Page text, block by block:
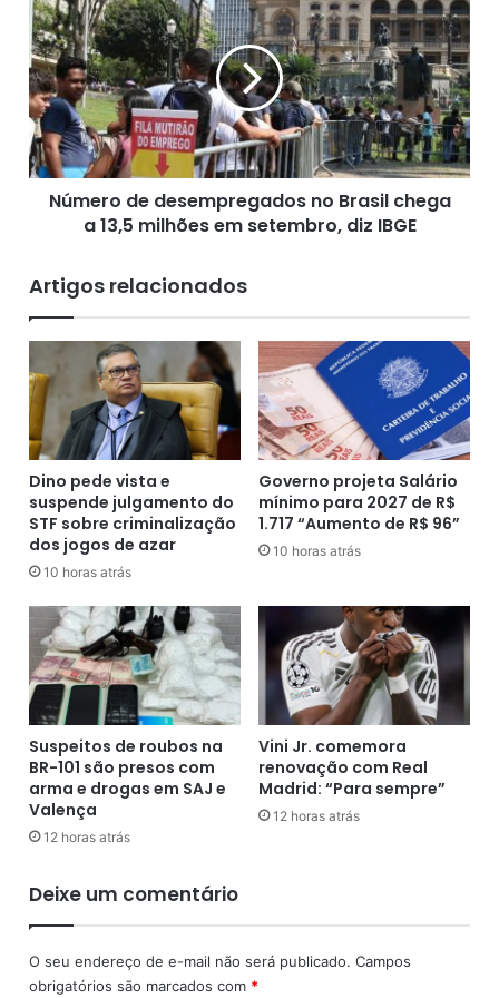
Fonte: Metro1, (23/10/2020)
a
q
u
e
b
r
i
g
d
e
c
m
b
a
t
e
a
i
n
c
n
o
r
t
o
r
n
à
s
t
i
ú
m
e
r
o
d
e
d
p
r
e
a
d
o
s
n
o
B
r
a
i
c
h
g
a
a
1
3
m
i
h
õ
Número de desempregados no Brasil chega
a 13,5 milhões em setembro, diz IBGE
Artigos relacionados
Dino pede vista e
suspende julgamento do
STF sobre criminalização
dos jogos de azar
10 horas atrás
Governo projeta Salário
mínimo para 2027 de R$
1.717 “Aumento de R$ 96”
10 horas atrás
Suspeitos de roubos na
BR-101 são presos com
arma e drogas em SAJ e
Valença
12 horas atrás
Vini Jr. comemora
renovação com Real
Madrid: “Para sempre”
12 horas atrás
Deixe um comentário
O seu endereço de e-mail não será publicado. Campos
obrigatórios são marcados com *